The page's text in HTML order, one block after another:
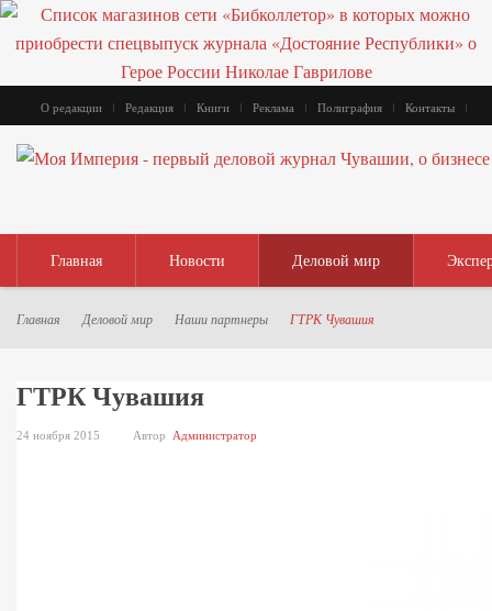
О редакции Редакция Книги Реклама Полиграфия Контакты
Главная Новости Деловой мир
Главная Деловой мир Наши партнеры ГТРК Чувашия
ГТРК Чувашия
24 ноября 2015 Автор Администратор